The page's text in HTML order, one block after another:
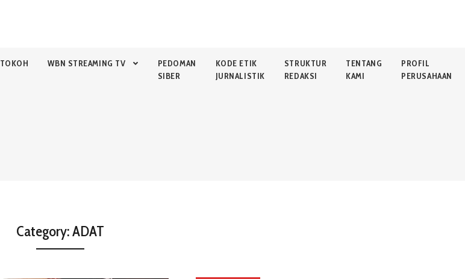
TOKOH WBN STREAMING TV
PEDOMAN
SIBER
KODE ETIK
JURNALISTIK
STRUKTUR
REDAKSI
TENTANG
KAMI
PROFIL
PERUSAHAAN
Category:ADAT